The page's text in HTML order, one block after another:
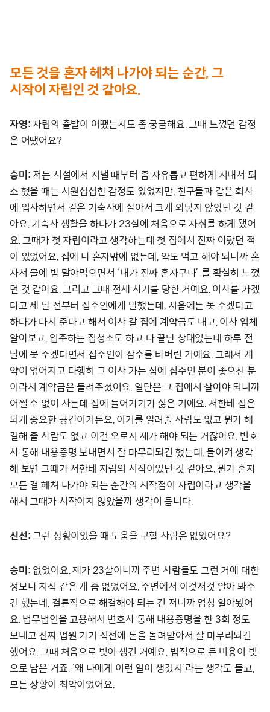
모든 것을 혼자 헤쳐 나가야 되는 순간, 그
시작이 자립인 것 같아요.
자영: 자립의 출발이 어땠는지도 좀 궁금해요. 그때 느꼈던 감정
은 어땠어요?
승미: 저는 시설에서 지낼 때부터 좀 자유롭고 편하게 지내서 퇴
소 했을 때는 시원섭섭한 감정도 있었지만, 친구들과 같은 회사
에 입사하면서 같은 기숙사에 살아서 크게 와닿지 않았던 것 같
아요. 기숙사 생활을 하다가 23살에 처음으로 자취를 하게 됐어
요. 그때가 첫 자립이라고 생각하는데 첫 집에서 진짜 아팠던 적
이 있었어요. 집에 나 혼자밖에 없는데, 약도 먹고 해야 되니까 혼
자서 물에 밥 말아먹으면서 ‘내가 진짜 혼자구나’ 를 확실히 느꼈
던 것 같아요. 그리고 그때 전세 사기를 당한 거예요. 이사를 가겠
다고 세 달 전부터 집주인에게 말했는데, 처음에는 못 주겠다고
하다가 다시 준다고 해서 이사 갈 집에 계약금도 내고, 이사 업체
알아보고, 입주하는 집청소도 하고 다 끝난 상태였는데 하루 전
날에 못 주겠다면서 집주인이 잠수를 타버린 거예요. 그래서 계
약이 엎어지고 다행히 그 이사 가는 집에 집주인 분이 좋으신 분
이라서 계약금은 돌려주셨어요. 일단은 그 집에서 살아야 되니까
어쩔 수 없이 사는데 집에 들어가기가 싫은 거예요. 저한테 집은
되게 중요한 공간이거든요. 이거를 알려줄 사람도 없고 뭔가 해
결해 줄 사람도 없고 이건 오로지 제가 해야 되는 거잖아요. 변호
사 통해 내용증명 보내면서 잘 마무리되긴 했는데, 돌이켜 생각
해 보면 그때가 저한테 자립의 시작이었던 것 같아요. 뭔가 혼자
모든 걸 헤쳐 나가야 되는 순간의 시작점이 자립이라고 생각을
해서 그때가 시작이지 않았을까 생각이 듭니다.
신선: 그런 상황이었을 때 도움을 구할 사람은 없었어요?
승미: 없었어요. 제가 23살이니까 주변 사람들도 그런 거에 대한
정보나 지식 같은 게 좀 없었어요. 주변에서 이것저것 알아 봐주
긴 했는데, 결론적으로 해결해야 되는 건 저니까 엄청 알아봤어
요. 법무법인을 고용해서 변호사 통해 내용증명을 한 3회 정도
보내고 진짜 법원 가기 직전에 돈을 돌려받아서 잘 마무리되긴
했어요. 그때 처음으로 빚이 생긴 거예요. 법적으로 든 비용이 빚
으로 남은 거죠. ‘왜 나에게 이런 일이 생겼지’라는 생각도 들고,
모든 상황이 최악이었어요.